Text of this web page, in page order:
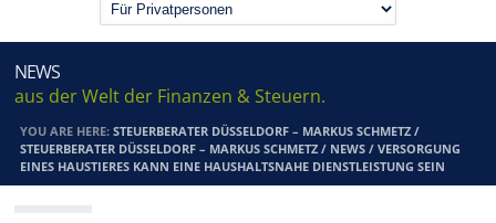
NEWS
aus der Welt der Finanzen & Steuern.
YOU ARE HERE:STEUERBERATER DÜSSELDORF – MARKUS SCHMETZ /
STEUERBERATER DÜSSELDORF – MARKUS SCHMETZ / NEWS /VERSORGUNG
EINES HAUSTIERES KANN EINE HAUSHALTSNAHE DIENSTLEISTUNG SEIN